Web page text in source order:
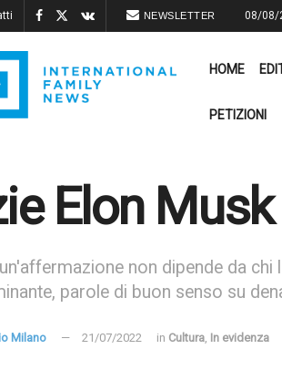
NEWSLETTER 08/08/
HOME
PETIZIONI
Elon
non dipende da
parole di buon senso su
Milano 21/07/2022 in Cultura, In evidenza